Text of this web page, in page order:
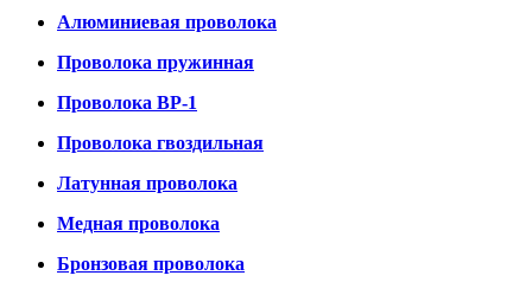
Алюминиевая проволока
Проволока пружинная
Проволока ВР-1
Проволока гвоздильная
Латунная проволока
Медная проволока
Бронзовая проволока